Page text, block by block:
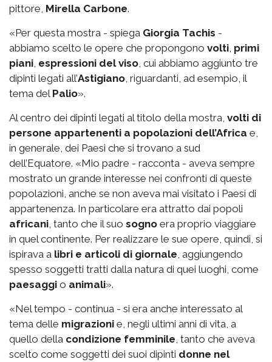
pittore, Mirella Carbone.
«Per questa mostra - spiega Giorgia Tachis -
abbiamo scelto le opere che propongono volti primi
piani espressioni del viso , cui abbiamo aggiunto tre
dipinti legati all’Astigiano , riguardanti, ad esempio, il
tema del Palio».
Al centro dei dipinti legati al titolo della mostra, volti di
persone appartenenti a popolazioni dell’Africa e,
in generale, dei Paesi che si trovano a sud
dell’Equatore. «Mio padre - racconta - aveva sempre
mostrato un grande interesse nei confronti di queste
popolazioni, anche se non aveva mai visitato i Paesi di
appartenenza. In particolare era attratto dai popoli
africani , tanto che il suo sogno era proprio viaggiare
in quel continente. Per realizzare le sue opere, quindi, si
ispirava a libri e articoli di giornale , aggiungendo
spesso soggetti tratti dalla natura di quei luoghi, come
paesaggi o animali».
«Nel tempo - continua - si era anche interessato al
tema delle migrazioni e, negli ultimi anni di vita, a
quello della condizione femminile , tanto che aveva
scelto come soggetti dei suoi dipinti donne nel